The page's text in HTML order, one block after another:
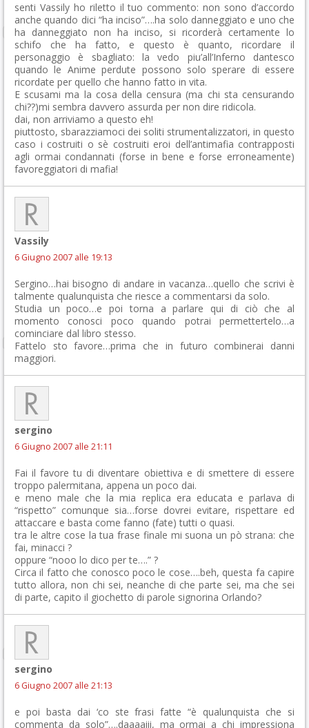
senti Vassily ho riletto il tuo commento: non sono d’accordo
anche quando dici “ha inciso”….ha solo danneggiato e uno che
ha danneggiato non ha inciso, si ricorderà certamente lo
schifo che ha fatto, e questo è quanto, ricordare il
personaggio è sbagliato: la vedo piu’all’Inferno dantesco
quando le Anime perdute possono solo sperare di essere
ricordate per quello che hanno fatto in vita.
E scusami ma la cosa della censura (ma chi sta censurando
chi??)mi sembra davvero assurda per non dire ridicola.
dai, non arriviamo a questo eh!
piuttosto, sbarazziamoci dei soliti strumentalizzatori, in questo
caso i costruiti o sè costruiti eroi dell’antimafia contrapposti
agli ormai condannati (forse in bene e forse erroneamente)
favoreggiatori di mafia!
Vassily
6 Giugno 2007 alle 19:13
Sergino…hai bisogno di andare in vacanza…quello che scrivi è
talmente qualunquista che riesce a commentarsi da solo.
Studia un poco…e poi torna a parlare qui di ciò che al
momento conosci poco quando potrai permettertelo…a
cominciare dal libro stesso.
Fattelo sto favore…prima che in futuro combinerai danni
maggiori.
sergino
6 Giugno 2007 alle 21:11
Fai il favore tu di diventare obiettiva e di smettere di essere
troppo palermitana, appena un poco dai.
e meno male che la mia replica era educata e parlava di
“rispetto” comunque sia…forse dovrei evitare, rispettare ed
attaccare e basta come fanno (fate) tutti o quasi.
tra le altre cose la tua frase finale mi suona un pò strana: che
fai, minacci ?
oppure “nooo lo dico per te….” ?
Circa il fatto che conosco poco le cose….beh, questa fa capire
tutto allora, non chi sei, neanche di che parte sei, ma che sei
di parte, capito il giochetto di parole signorina Orlando?
sergino
6 Giugno 2007 alle 21:13
e poi basta dai ‘co ste frasi fatte “è qualunquista che si
commenta da solo”….daaaaiii, ma ormai a chi impressiona